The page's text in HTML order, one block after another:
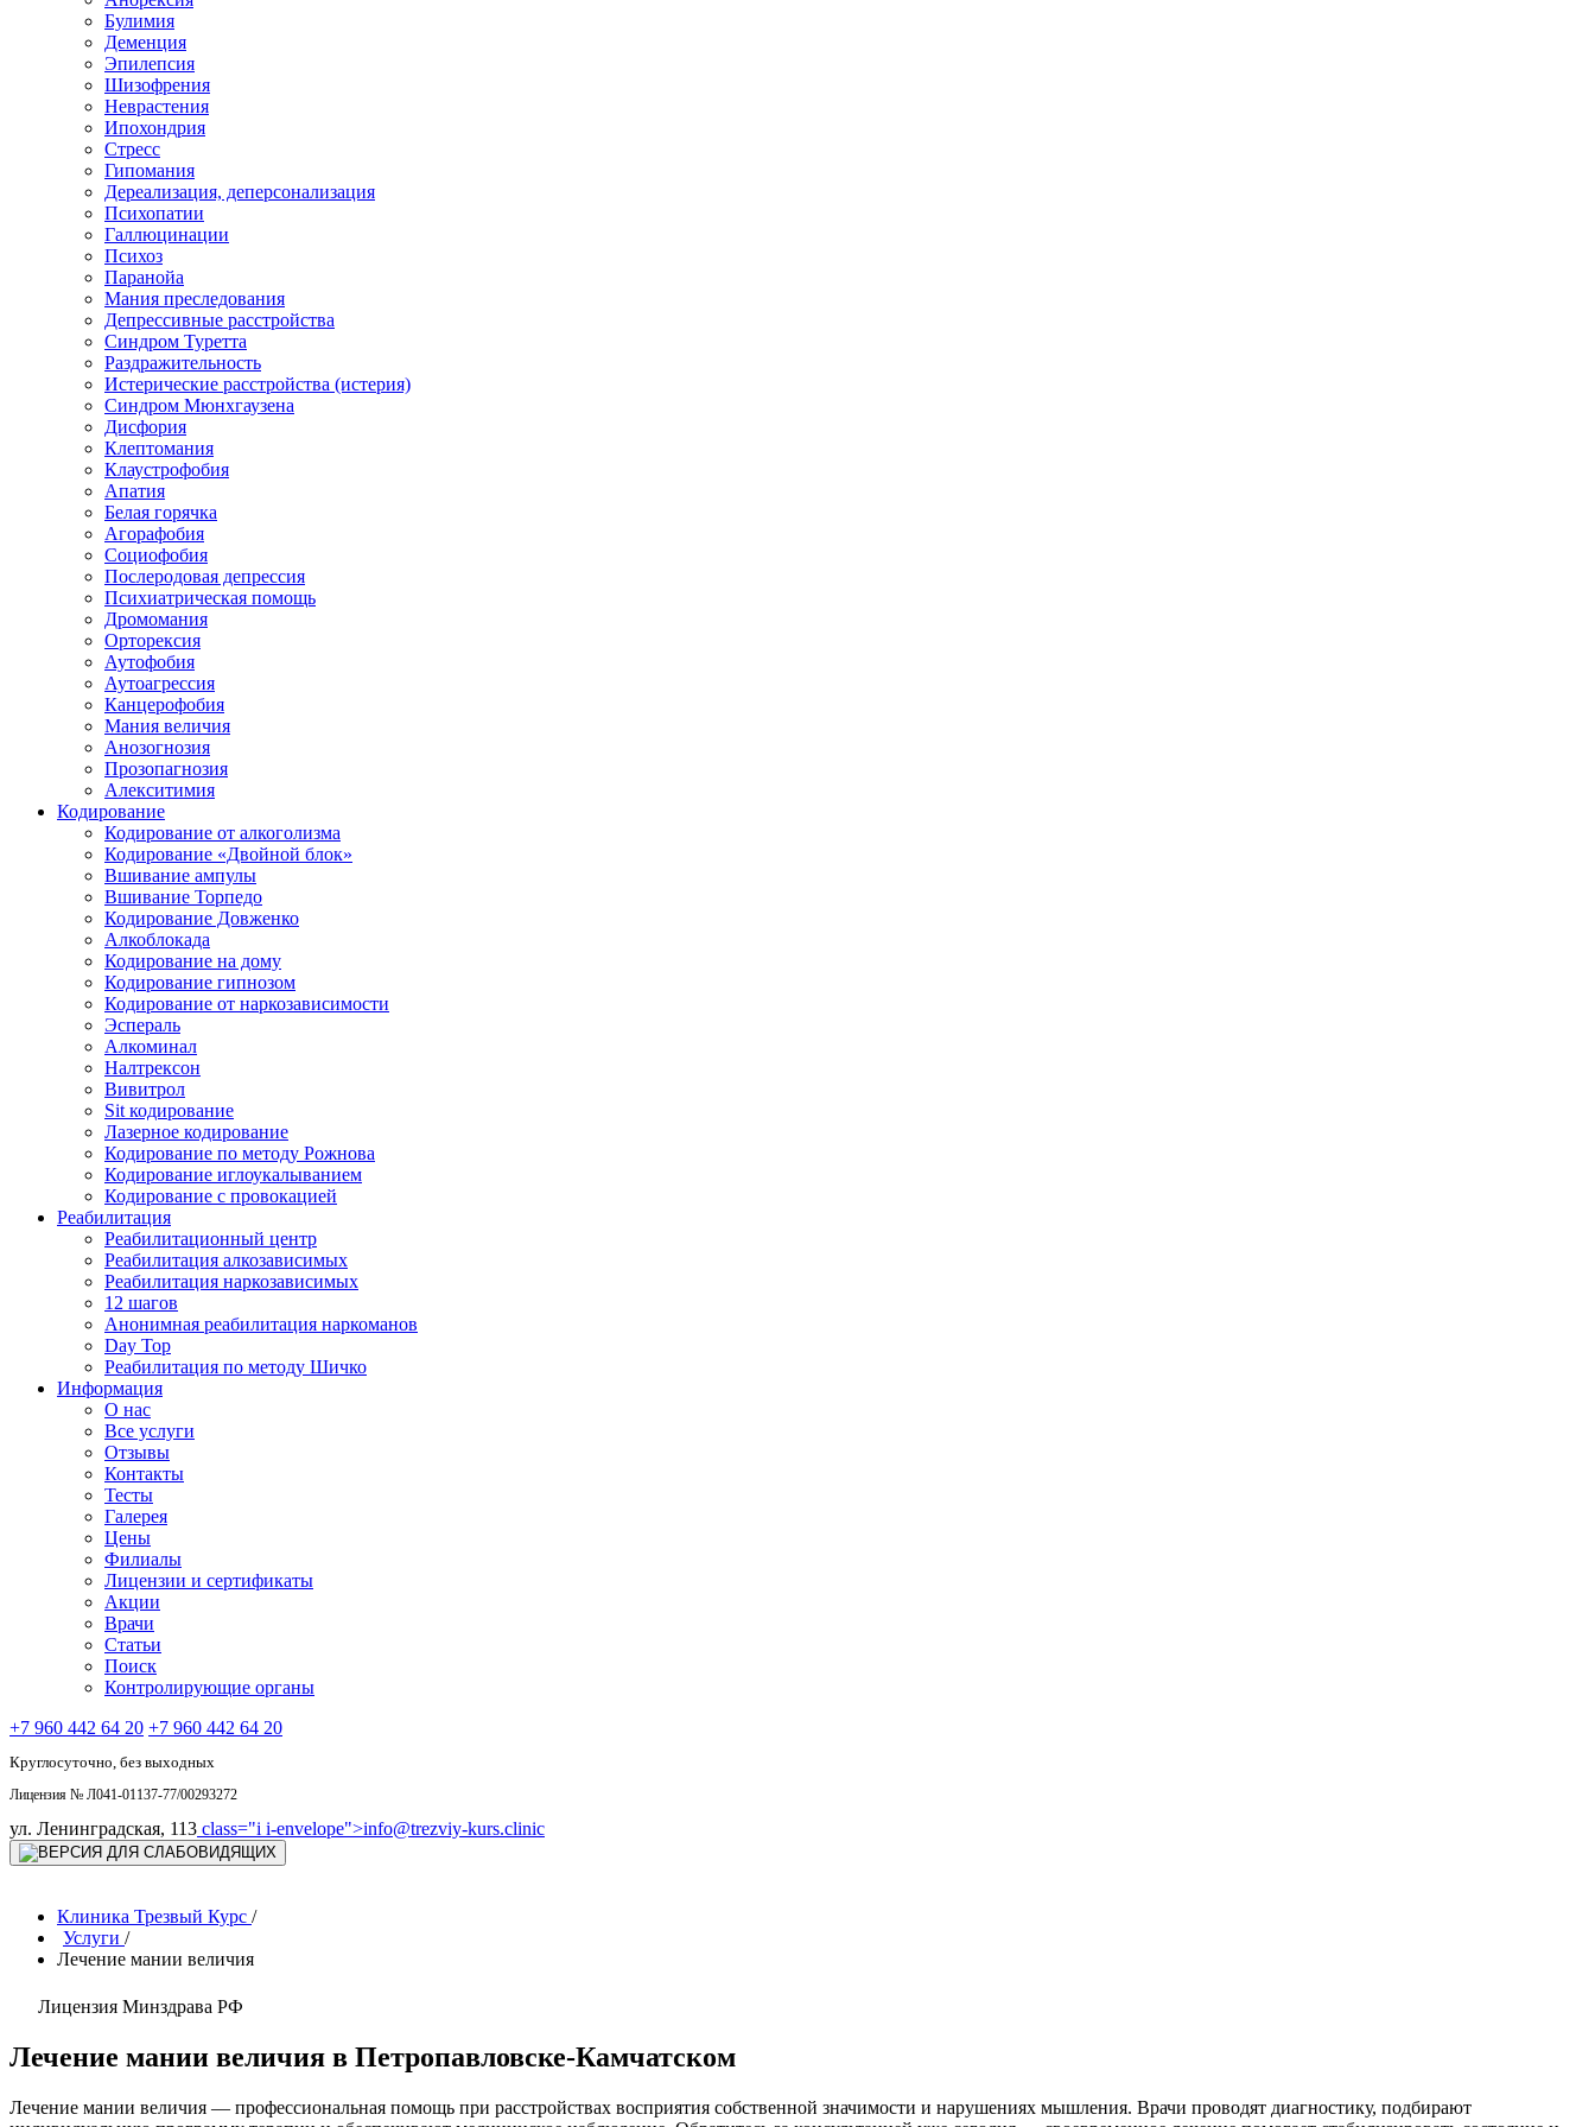
Булимия
Деменция
Эпилепсия
Шизофрения
Неврастения
Ипохондрия
Стресс
Гипомания
Дереализация, деперсонализация
Психопатии
Галлюцинации
Психоз
Паранойа
Мания преследования
Депрессивные расстройства
Синдром Туретта
Раздражительность
Истерические расстройства (истерия)
Синдром Мюнхгаузена
Дисфория
Клептомания
Клаустрофобия
Апатия
Белая горячка
Агорафобия
Социофобия
Послеродовая депрессия
Психиатрическая помощь
Дромомания
Орторексия
Аутофобия
Аутоагрессия
Канцерофобия
Мания величия
Анозогнозия
Прозопагнозия
Алекситимия
Кодирование
Кодирование от алкоголизма
Кодирование «Двойной блок»
Вшивание ампулы
Вшивание Торпедо
Кодирование Довженко
Алкоблокада
Кодирование на дому
Кодирование гипнозом
Кодирование от наркозависимости
Эспераль
Алкоминал
Налтрексон
Вивитрол
Sit кодирование
Лазерное кодирование
Кодирование по методу Рожнова
Кодирование иглоукалыванием
Кодирование с провокацией
Реабилитация
Реабилитационный центр
Реабилитация алкозависимых
Реабилитация наркозависимых
12 шагов
Анонимная реабилитация наркоманов
Day Top
Реабилитация по методу Шичко
Информация
О нас
Все услуги
Отзывы
Контакты
Тесты
Галерея
Цены
Филиалы
Лицензии и сертификаты
Акции
Врачи
Статьи
Поиск
Контролирующие органы
+7 960 442 64 20 +7 960 442 64 20
Круглосуточно, без выходных
Лицензия № Л041-01137-77/00293272
ул. Ленинградская, 113 class="i i-envelope">info@trezviy-kurs.clinic
Клиника Трезвый Курс /
Услуги /
Лечение мании величия
Лицензия Минздрава РФ
Лечение мании величия в Петропавловске-Камчатском
Лечение мании величия — профессиональная помощь при расстройствах восприятия собственной значимости и нарушениях мышления. Врачи проводят диагностику, подбирают